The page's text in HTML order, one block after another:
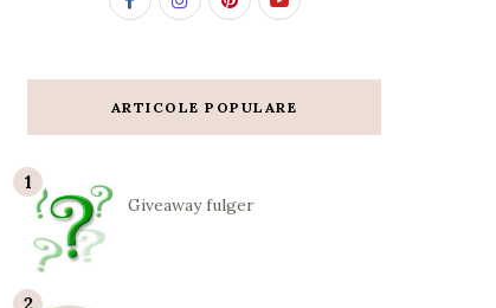
ARTICOLE POPULARE
Giveaway fulger